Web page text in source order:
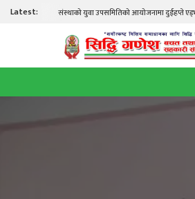
Latest:संस्थाको युवा उपसमितिको आयोजनामा दुईहप्ते एड्भान्स